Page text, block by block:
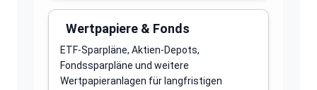
Wertpapiere & Fonds
ETF-Sparpläne, Aktien-Depots,
Fondssparpläne und weitere
Wertpapieranlagen für langfristigen